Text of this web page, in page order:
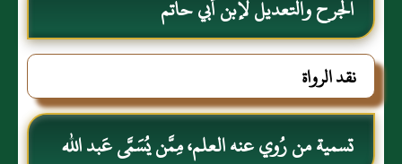
الجرح والتعديل لإبن أبي حاتم
نقد الرواة
تسمية من رُوي عنه العلم، مِمَّن يُسَمَّى عَبد الله